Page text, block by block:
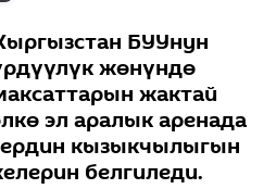
БУУнун
жөнүндө
жактай
эл аралык аренада
кызыкчылыгын
белгиледи.